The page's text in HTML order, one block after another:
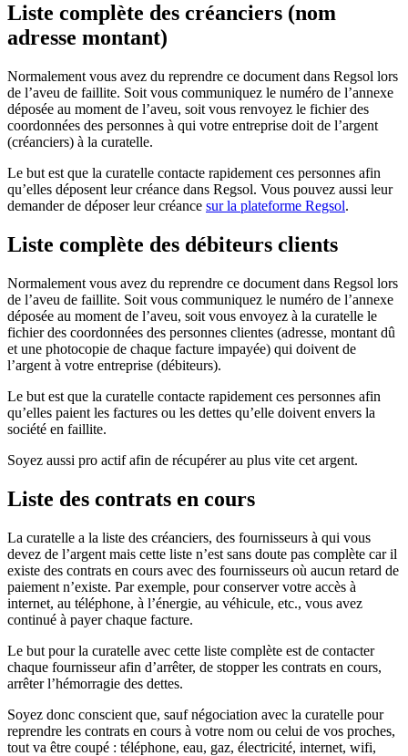
Liste complète des créanciers (nom
adresse montant)
Normalement vous avez du reprendre ce document dans Regsol lors
de l’aveu de faillite. Soit vous communiquez le numéro de l’annexe
déposée au moment de l’aveu, soit vous renvoyez le fichier des
coordonnées des personnes à qui votre entreprise doit de l’argent
(créanciers) à la curatelle.
Le but est que la curatelle contacte rapidement ces personnes afin
qu’elles déposent leur créance dans Regsol. Vous pouvez aussi leur
demander de déposer leur créance sur la plateforme Regsol.
Liste complète des débiteurs clients
Normalement vous avez du reprendre ce document dans Regsol lors
de l’aveu de faillite. Soit vous communiquez le numéro de l’annexe
déposée au moment de l’aveu, soit vous envoyez à la curatelle le
fichier des coordonnées des personnes clientes (adresse, montant dû
et une photocopie de chaque facture impayée) qui doivent de
l’argent à votre entreprise (débiteurs).
Le but est que la curatelle contacte rapidement ces personnes afin
qu’elles paient les factures ou les dettes qu’elle doivent envers la
société en faillite.
Soyez aussi pro actif afin de récupérer au plus vite cet argent.
Liste des contrats en cours
La curatelle a la liste des créanciers, des fournisseurs à qui vous
devez de l’argent mais cette liste n’est sans doute pas complète car il
existe des contrats en cours avec des fournisseurs où aucun retard de
paiement n’existe. Par exemple, pour conserver votre accès à
internet, au téléphone, à l’énergie, au véhicule, etc., vous avez
continué à payer chaque facture.
Le but pour la curatelle avec cette liste complète est de contacter
chaque fournisseur afin d’arrêter, de stopper les contrats en cours,
arrêter l’hémorragie des dettes.
Soyez donc conscient que, sauf négociation avec la curatelle pour
reprendre les contrats en cours à votre nom ou celui de vos proches,
tout va être coupé : téléphone, eau, gaz, électricité, internet, wifi,